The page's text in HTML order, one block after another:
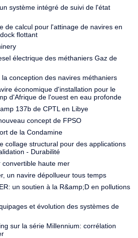
système intégré de suivi de l'état
de calcul pour l'attinage de navires en
flottant
électrique des méthaniers Gaz de
conception des navires méthaniers
économique d'installation pour le
d'Afrique de l'ouest en eau profonde
137b de CPTL en Libye
concept de FPSO
de la Condamine
collage structural pour des applications
- Durabilité
haute mer
un navire dépollueur tous temps
un soutien à la R&amp;D en pollutions
et évolution des systèmes de
sur la série Millennium: corrélation